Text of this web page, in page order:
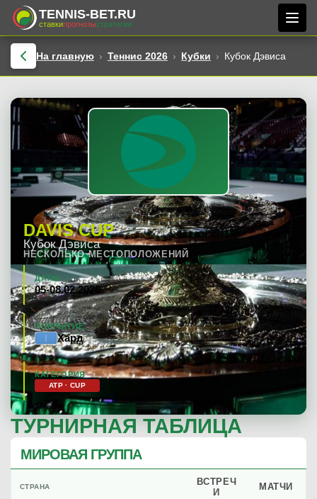
TENNIS-BET.RU
ставкипрогнозыстратегии
На главную Теннис 2026 Кубки Кубок Дэвиса
DAVIS CUP
Кубок Дэвиса
НЕСКОЛЬКО МЕСТОПОЛОЖЕНИЙ
ДАТЫ
05-08.02.2026
ПОКРЫТИЕ
Хард
КАТЕГОРИЯ
ATP · CUP
ТУРНИРНАЯ ТАБЛИЦА
МИРОВАЯ ГРУППА
СТРАНА
ВСТРЕЧ
И
МАТЧИ